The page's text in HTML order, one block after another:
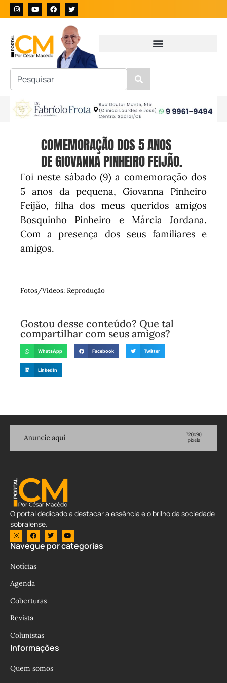
COMEMORAÇÃO DOS 5 ANOS
DE GIOVANNA PINHEIRO FEIJÃO.
Foi neste sábado (9) a comemoração dos
5 anos da pequena, Giovanna Pinheiro
Feijão, filha dos meus queridos amigos
Bosquinho Pinheiro e Márcia Jordana.
Com a presença dos seus familiares e
amigos.
Fotos/Vídeos: Reprodução
Gostou desse conteúdo? Que tal
compartilhar com seus amigos?
WhatsApp Facebook Twitter
LinkedIn
O portal dedicado a destacar a essência e o brilho da sociedade
sobralense.
Navegue por categorias
Notícias
Agenda
Coberturas
Revista
Colunistas
Informações
Quem somos